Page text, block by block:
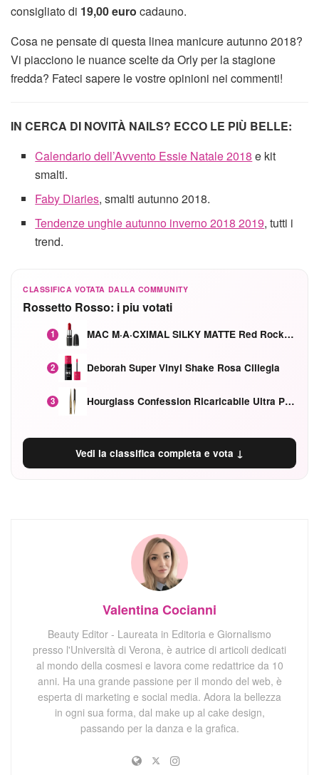
consigliato di 19,00 euro cadauno.
Cosa ne pensate di questa linea manicure autunno 2018?
Vi piacciono le nuance scelte da Orly per la stagione
fredda? Fateci sapere le vostre opinioni nei commenti!
IN CERCA DI NOVITÀ NAILS? ECCO LE PIÙ BELLE:
Calendario dell’Avvento Essie Natale 2018 e kit
smalti.
Faby Diaries, smalti autunno 2018.
Tendenze unghie autunno inverno 2018 2019, tutti i
trend.
CLASSIFICA VOTATA DALLA COMMUNITY
Rossetto Rosso: i piu votati
1 MAC M·A·CXIMAL SILKY MATTE Red Rock mat
2 Deborah Super Vinyl Shake Rosa Ciliegia
3 Hourglass Confession Ricaricabile Ultra Preciso Ad Alta Intensità Secretly Classic Red
Vedi la classifica completa e vota ↓
Valentina Cocianni
Beauty Editor - Laureata in Editoria e Giornalismo
presso l'Università di Verona, è autrice di articoli dedicati
al mondo della cosmesi e lavora come redattrice da 10
anni. Ha una grande passione per il mondo del web, è
esperta di marketing e social media. Adora la bellezza
in ogni sua forma, dal make up al cake design,
passando per la danza e la grafica.